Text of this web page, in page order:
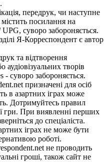
передрук, чи наступне
посилання на
суворо забороняється.
Я-Корреспондент є автор
та відтворення
аудіовізуальних творів
- суворо забороняється.
призначені для осіб
в азартних іграх може
Дотримуйтесь правил
гри. При виявленні перших
до спеціаліста.
іграх не може бути
роботі.
не проводить
гроші, також сайт не